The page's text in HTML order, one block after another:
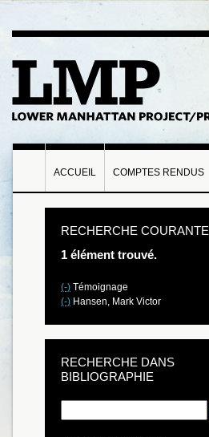
ACCUEIL COMPTES RENDUS
RECHERCHE COURANTE
1 élément trouvé.
(-) Témoignage
(-) Hansen, Mark Victor
RECHERCHE DANS
BIBLIOGRAPHIE